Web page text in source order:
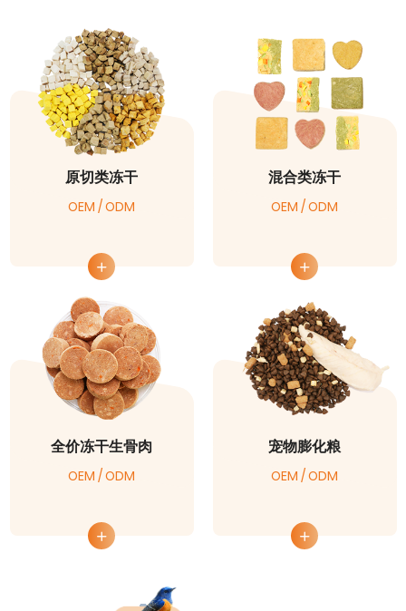
原切类冻干
OEM / ODM
混合类冻干
OEM / ODM
全价冻干生骨肉
OEM / ODM
宠物膨化粮
OEM / ODM